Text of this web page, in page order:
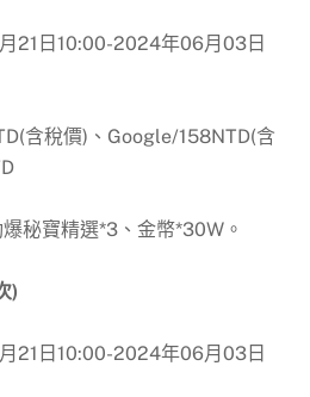
21日10:00-2024年06月03日
含稅價)、Google/158NTD(含
秘寶精選*3、金幣*30W。
)
21日10:00-2024年06月03日